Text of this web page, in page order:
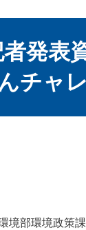
者発表
チャ
境部環境政策課